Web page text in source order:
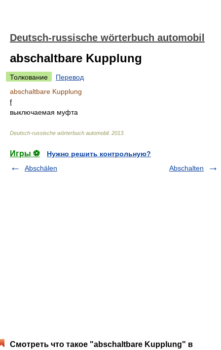
Deutsch-russische wörterbuch automobil
abschaltbare Kupplung
Толкование
Перевод
abschaltbare Kupplung
f
выключаемая муфта
Deutsch-russische wörterbuch automobil. 2013
Игры ⚽
Нужно решить контрольную?
Abschälen
Abschalten
Смотреть что такое "abschaltbare Kupplung" в